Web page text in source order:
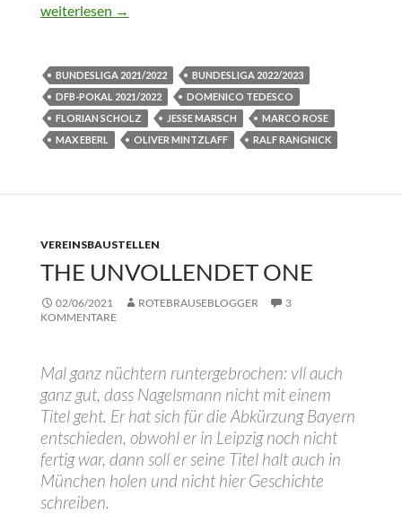
Scholz raus!
weiterlesen →
BUNDESLIGA 2021/2022
BUNDESLIGA 2022/2023
DFB-POKAL 2021/2022
DOMENICO TEDESCO
FLORIAN SCHOLZ
JESSE MARSCH
MARCO ROSE
MAX EBERL
OLIVER MINTZLAFF RALF RANGNICK
VEREINSBAUSTELLEN
THE UNVOLLENDET ONE
02/06/2021 ROTEBRAUSEBLOGGER
3
KOMMENTARE
Mal ganz nüchtern runtergebrochen: vll auch
ganz gut, dass Nagelsmann nicht mit einem
Titel geht. Er hat sich für die Abkürzung Bayern
entschieden, obwohl er in Leipzig noch nicht
fertig war, dann soll er seine Titel halt auch in
München holen und nicht hier Geschichte
schreiben.